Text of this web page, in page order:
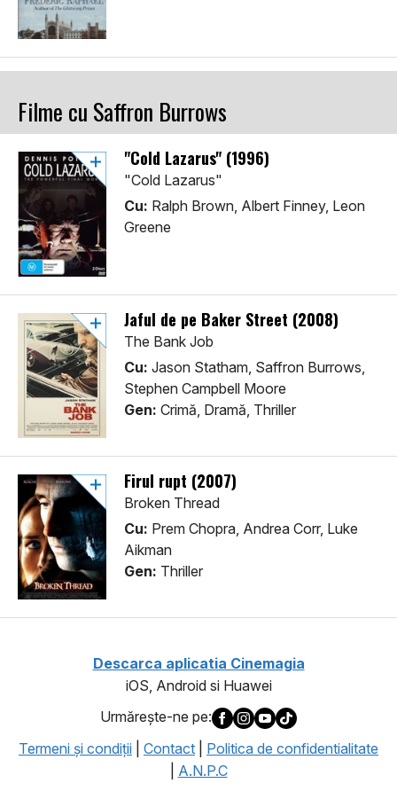
Filme cu Saffron Burrows
"Cold Lazarus" (1996)
"Cold Lazarus"
Cu: Ralph Brown, Albert Finney, Leon
Greene
Jaful de pe Baker Street (2008)
The Bank Job
Cu: Jason Statham, Saffron Burrows,
Stephen Campbell Moore
Gen: Crimă, Dramă, Thriller
Firul rupt (2007)
Broken Thread
Cu: Prem Chopra, Andrea Corr, Luke
Aikman
Gen: Thriller
Descarca aplicatia Cinemagia
iOS, Android si Huawei
Urmăreşte-ne pe:
Termeni şi condiţii
Contact
Politica de confidentialitate
A.N.P.C